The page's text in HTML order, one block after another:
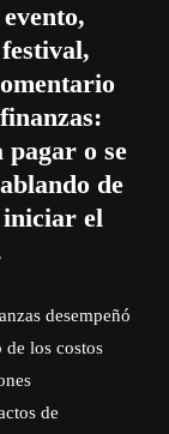
pagar o se
de
iniciar el
desempeñó
de los costos
de